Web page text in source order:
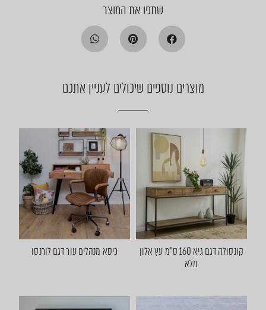
שתפו את המוצר
מוצרים נוספים שיכולים לעניין אתכם
קונסולה דגם גיא 160 ס"מ עץ אלון
מלא
כיסא מנהלים עור דגם לורנסו